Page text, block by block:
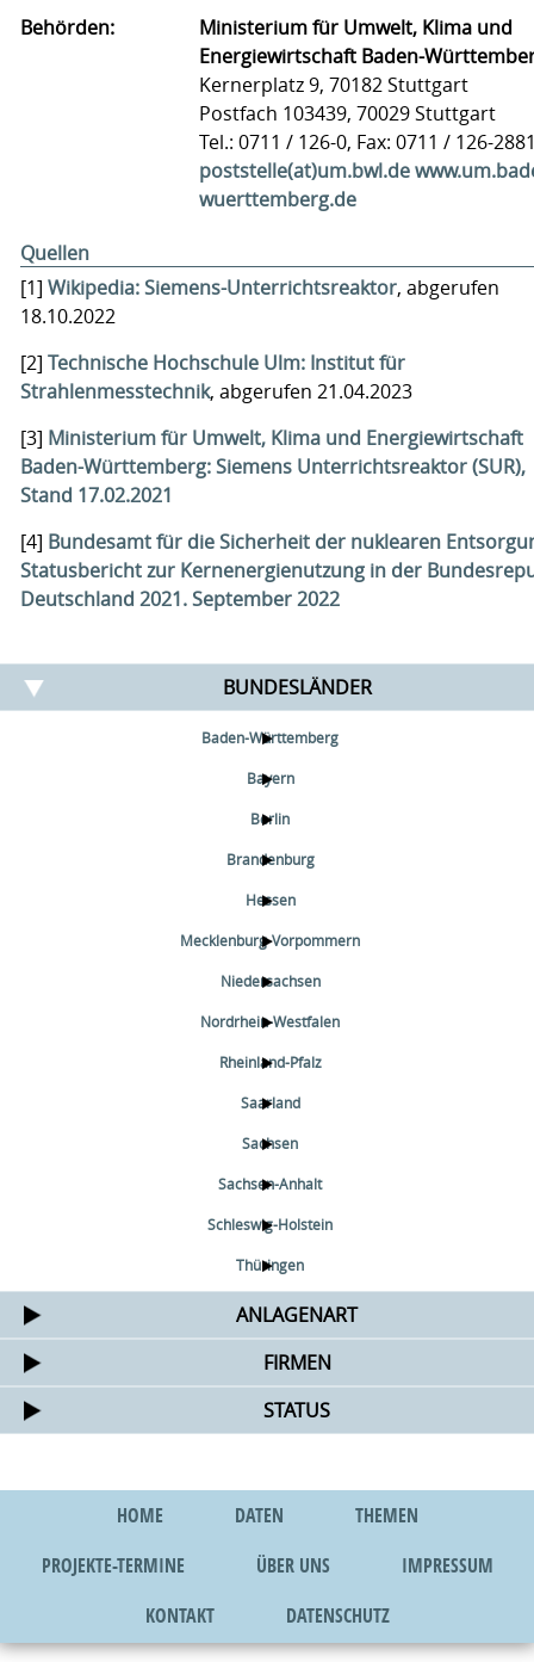
Behörden:
Ministerium für Umwelt, Klima und
Energiewirtschaft Baden-
Kernerplatz 9, 70182 Stuttgart
Postfach 103439, 70029 Stuttgart
Tel.: 0711 / 126-0, Fax: 0711 / 126-
poststelle(at)um.bwl.de
wuerttemberg.de
Quellen
[1] Wikipedia: Siemens-Unterrichtsreaktor, abgerufen
18.10.2022
[2] Technische Hochschule Ulm: Institut für
Strahlenmesstechnik, abgerufen 21.04.2023
[3] Ministerium für Umwelt, Klima und Energiewirtschaft
Baden-Württemberg: Siemens Unterrichtsreaktor (SUR),
Stand 17.02.2021
[4] Bundesamt für die Sicherheit der nuklearen
Statusbericht zur Kernenergienutzung in der
Deutschland 2021. September 2022
BUNDESLÄNDER
Baden-Württemberg
Bayern
Berlin
Brandenburg
Hessen
Mecklenburg-Vorpommern
Niedersachsen
Nordrhein-Westfalen
Rheinland-Pfalz
Saarland
Sachsen
Sachsen-Anhalt
Schleswig-Holstein
Thüringen
ANLAGENART
FIRMEN
STATUS
HOME DATEN
THEMEN
PROJEKTE-TERMINE
ÜBER UNS
IMPRESSUM
KONTAKT
DATENSCHUTZ